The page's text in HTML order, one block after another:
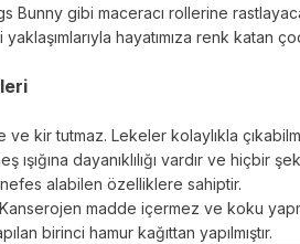
Bunny gibi maceracı rollerine
hayatımıza renk katan
ve kir tutmaz. Lekeler kolaylıkla
ışığına dayanıklılığı vardır ve hiçbir
alabilen özelliklere sahiptir.
madde içermez ve koku
birinci hamur kağıttan yapılmıştır.